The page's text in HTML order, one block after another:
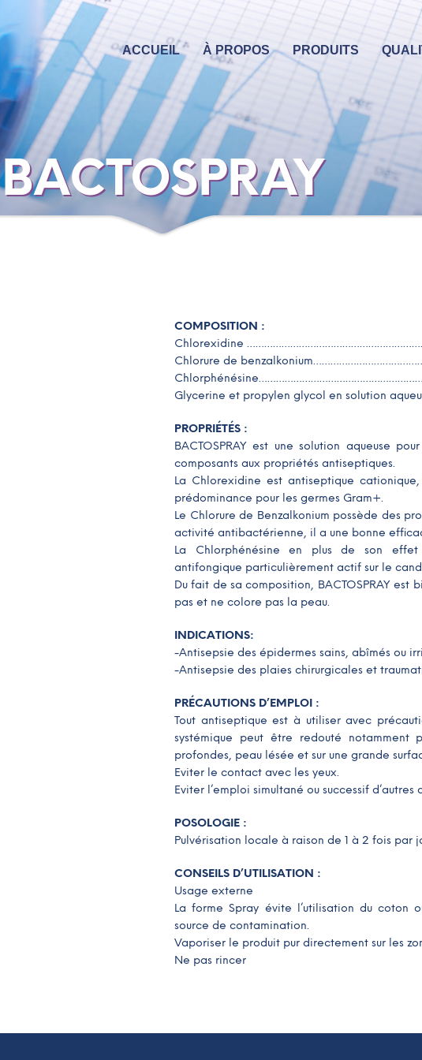
ACCUEIL À PROPOS PRODUITS
BACTOSPRAY
COMPOSITION :
Chlorexidine
Chlorure de
Glycerine et propylen glycol en solution
PROPRIÉTÉS :
BACTOSPRAY est une solution aqueuse
composants aux propriétés antiseptiques.
La Chlorexidine est antiseptique
prédominance pour les germes Gram+.
Le Chlorure de Benzalkonium possède des
activité antibactérienne, il a une bonne
La Chlorphénésine en plus de son effet
antifongique particulièrement actif sur le
Du fait de sa composition, BACTOSPRAY
pas et ne colore pas la peau.
INDICATIONS:
-Antisepsie des épidermes sains, abîmés ou
-Antisepsie des plaies chirurgicales et
PRÉCAUTIONS D’EMPLOI :
Tout antiseptique est à utiliser avec
systémique peut être redouté notamment
profondes, peau lésée et sur une grande
Eviter le contact avec les yeux.
Eviter l’emploi simultané ou successif d’autres
POSOLOGIE :
Pulvérisation locale à raison de 1 à 2 fois par
CONSEILS D’UTILISATION :
Usage externe
La forme Spray évite l’utilisation du coton
source de contamination.
Vaporiser le produit pur directement sur les
Ne pas rincer